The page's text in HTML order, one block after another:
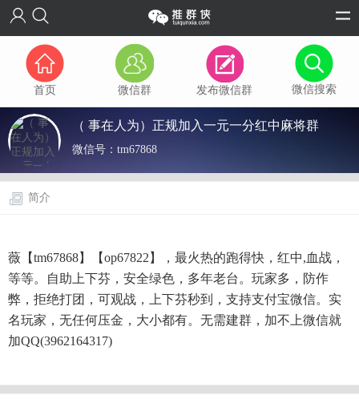
首页 微信群 发布微信群 微信搜索
（ 事在人为）正规加入一元一分红中麻将群
微信号： tm67868
简介
薇【tm67868】【op67822】，最火热的跑得快，红中,血战，
等等。自助上下芬，安全绿色，多年老台。玩家多，防作
弊，拒绝打团，可观战，上下芬秒到，支持支付宝微信。实
名玩家，无任何压金，大小都有。无需建群，加不上微信就
加QQ(3962164317)